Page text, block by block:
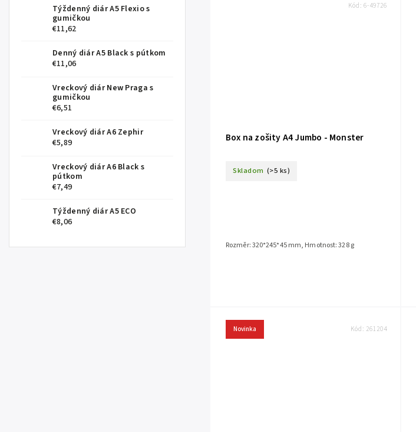
Týždenný diár A5 Flexio s
gumičkou
€11,62
Denný diár A5 Black s pútkom
€11,06
Vreckový diár New Praga s
gumičkou
€6,51
Vreckový diár A6 Zephir
€5,89
Vreckový diár A6 Black s
pútkom
€7,49
Týždenný diár A5 ECO
€8,06
Box na zošity A4 Jumbo - Monster
Skladom (>5 ks)
Rozměr: 320*245*45 mm, Hmotnost: 328 g
Kód:6-49726
Novinka Kód: 261204